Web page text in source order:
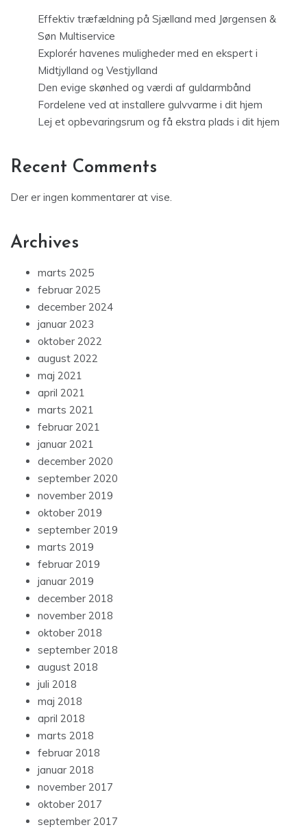
Effektiv træfældning på Sjælland med Jørgensen &
Søn Multiservice
Explorér havenes muligheder med en ekspert i
Midtjylland og Vestjylland
Den evige skønhed og værdi af guldarmbånd
Fordelene ved at installere gulvvarme i dit hjem
Lej et opbevaringsrum og få ekstra plads i dit hjem
Recent Comments
Der er ingen kommentarer at vise.
Archives
marts 2025
februar 2025
december 2024
januar 2023
oktober 2022
august 2022
maj 2021
april 2021
marts 2021
februar 2021
januar 2021
december 2020
september 2020
november 2019
oktober 2019
september 2019
marts 2019
februar 2019
januar 2019
december 2018
november 2018
oktober 2018
september 2018
august 2018
juli 2018
maj 2018
april 2018
marts 2018
februar 2018
januar 2018
november 2017
oktober 2017
september 2017